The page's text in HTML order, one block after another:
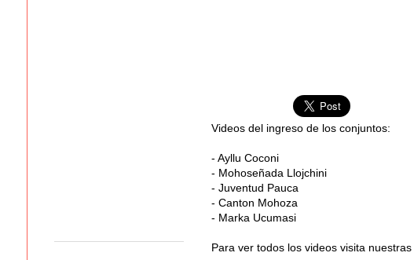
Videos del ingreso de los conjuntos:
- Ayllu Coconi
- Mohoseñada Llojchini
- Juventud Pauca
- Canton Mohoza
- Marka Ucumasi
Para ver todos los videos visita nuestras